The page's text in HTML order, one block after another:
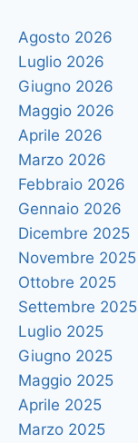
Agosto 2026
Luglio 2026
Giugno 2026
Maggio 2026
Aprile 2026
Marzo 2026
Febbraio 2026
Gennaio 2026
Dicembre 2025
Novembre 2025
Ottobre 2025
Settembre 2025
Luglio 2025
Giugno 2025
Maggio 2025
Aprile 2025
Marzo 2025